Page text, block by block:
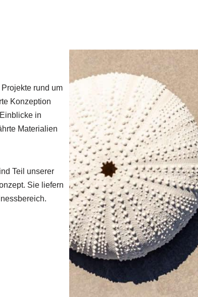
rund um
Konzeption
in
Materialien
Teil unserer
Sie liefern